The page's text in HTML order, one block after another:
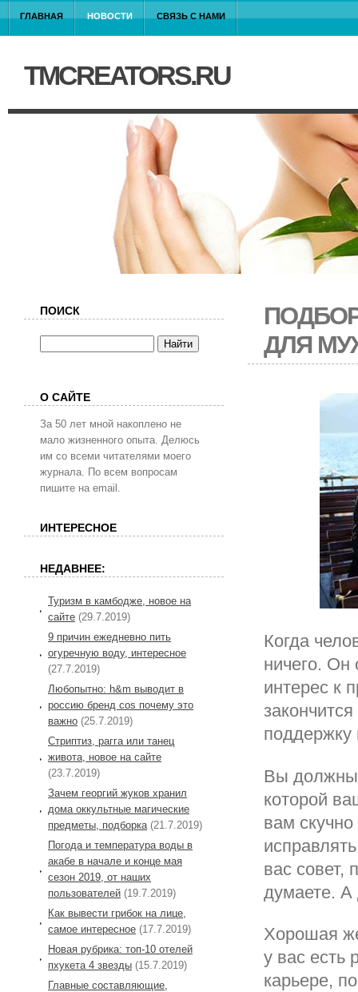
ГЛАВНАЯ НОВОСТИ СВЯЗЬ С НАМИ
TMCREATORS.RU
ДЛЯ
Когда
ничего. Он
интерес к
Вы должны
которой
вам
вас совет,
думаете. А
Хорошая
у вас есть
карьере,
ПОИСК
О САЙТЕ
За 50 лет мной накоплено не
мало жизненного опыта. Делюсь
им со всеми читателями моего
журнала. По всем вопросам
пишите на email.
ИНТЕРЕСНОЕ
НЕДАВНЕЕ:
Туризм в камбодже, новое на
сайте (29.7.2019)
9 причин ежедневно пить
огуречную воду, интересное
(27.7.2019)
Любопытно: h&m выводит в
россию бренд cos почему это
важно (25.7.2019)
Стриптиз, рагга или танец
живота, новое на сайте
(23.7.2019)
Зачем георгий жуков хранил
дома оккультные магические
предметы, подборка (21.7.2019)
Погода и температура воды в
акабе в начале и конце мая
сезон 2019, от наших
пользователей (19.7.2019)
Как вывести грибок на лице,
самое интересное (17.7.2019)
Новая рубрика: топ-10 отелей
пхукета 4 звезды (15.7.2019)
Главные составляющие,